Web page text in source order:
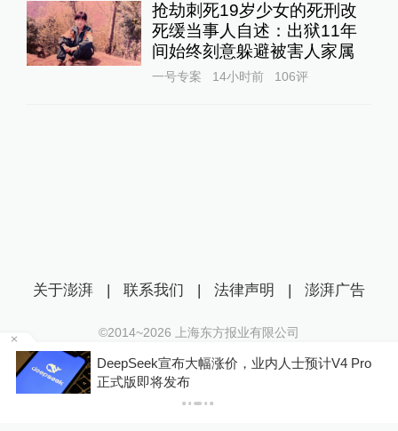
抢劫刺死19岁少女的死刑改
死缓当事人自述：出狱11年
间始终刻意躲避被害人家属
一号专案 14小时前 106评
DeepSeek宣布大幅涨价，业内人士预计V4 Pro
正式版即将发布
关于澎湃 | 联系我们 | 法律声明 | 澎湃广告
©2014~2026 上海东方报业有限公司
沪ICP证：沪B2-20170116 | 沪ICP备14003370号
互联网新闻信息服务许可证：31120170006
沪公网安备 31010602000299号